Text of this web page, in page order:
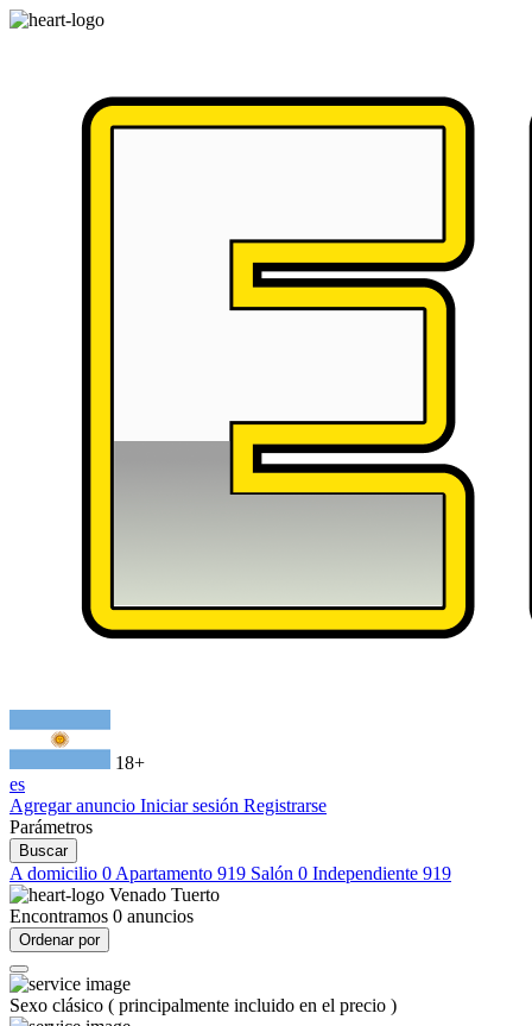
18+
es
Agregar anuncio Iniciar sesión Registrarse
Parámetros
Buscar
A domicilio 0 Apartamento 919 Salón 0 Independiente 919
Venado Tuerto
Encontramos 0 anuncios
Ordenar por
Sexo clásico ( principalmente incluido en el precio )